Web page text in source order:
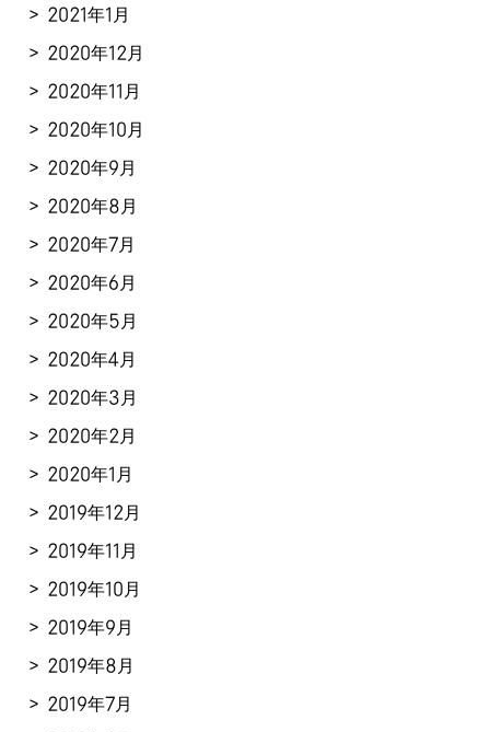
2021年1月
2020年12月
2020年11月
2020年10月
2020年9月
2020年8月
2020年7月
2020年6月
2020年5月
2020年4月
2020年3月
2020年2月
2020年1月
2019年12月
2019年11月
2019年10月
2019年9月
2019年8月
2019年7月